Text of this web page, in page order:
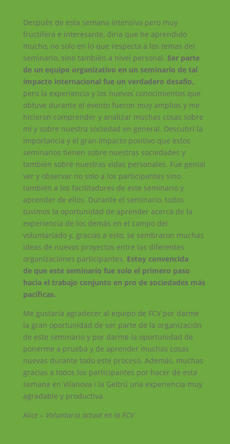
Después de esta semana intensiva pero muy
fructífera e interesante, diría que he aprendido
mucho, no solo en lo que respecta a los temas del
seminario, sino también a nivel personal. Ser parte
de un equipo organizativo en un seminario de tal
impacto internacional fue un verdadero desafío,
pero la experiencia y los nuevos conocimientos que
obtuve durante el evento fueron muy amplios y me
hicieron comprender y analizar muchas cosas sobre
mí y sobre nuestra sociedad en general. Descubrí la
importancia y el gran impacto positivo que estos
seminarios tienen sobre nuestras sociedades y
también sobre nuestras vidas personales. Fue genial
ver y observar no solo a los participantes sino
también a los facilitadores de este seminario y
aprender de ellos. Durante el seminario, todos
tuvimos la oportunidad de aprender acerca de la
experiencia de los demás en el campo del
voluntariado y, gracias a esto, se sembraron muchas
ideas de nuevos proyectos entre las diferentes
organizaciones participantes. Estoy convencida
de que este seminario fue solo el primero paso
hacia el trabajo conjunto en pro de sociedades más
pacíficas.
Me gustaría agradecer al equipo de FCV por darme
la gran oportunidad de ser parte de la organización
de este seminario y por darme la oportunidad de
ponerme a prueba y de aprender muchas cosas
nuevas durante todo este proceso. Además, muchas
gracias a todos los participantes por hacer de esta
semana en Vilanova i la Geltrú una experiencia muy
agradable y productiva.
Alice – Voluntaria actual en la FCV